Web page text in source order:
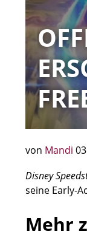
von Mandi
Disney
seine Early-
Mehr